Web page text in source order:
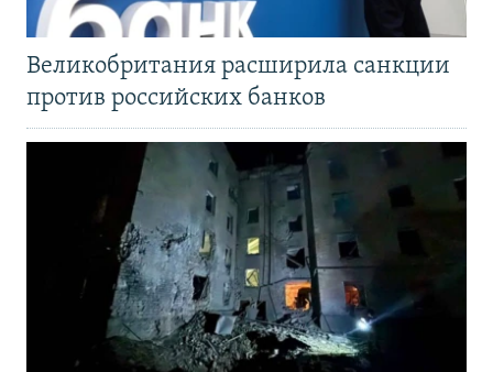
Великобритания расширила санкции
против российских банков